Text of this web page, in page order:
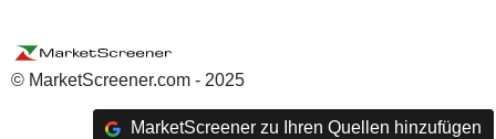
© MarketScreener.com - 2025
MarketScreener zu Ihren Quellen hinzufügen